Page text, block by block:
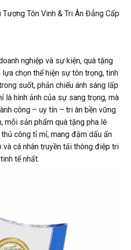
Tôn Vinh & Tri Ân Đẳng Cấp
nghiệp và sự kiện, quà tặng
chọn thể hiện sự tôn trọng, tinh
suốt, phản chiếu ánh sáng lấp
là hình ảnh của sự sang trọng, mà
công – uy tín – tri ân bền vững.
mỗi sản phẩm quà tặng pha lê
công tỉ mỉ, mang đậm dấu ấn
và cá nhân truyền tải thông điệp tri
tế nhất.